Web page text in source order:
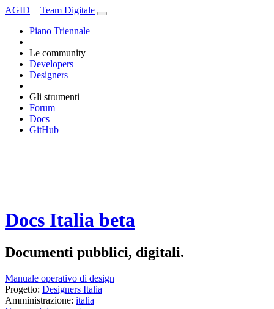
AGID + Team Digitale
Piano Triennale
Le community
Developers
Designers
Gli strumenti
Forum
Docs
GitHub
Docs Italia beta
Documenti pubblici, digitali.
Manuale operativo di design
Progetto: Designers Italia
Amministrazione: italia